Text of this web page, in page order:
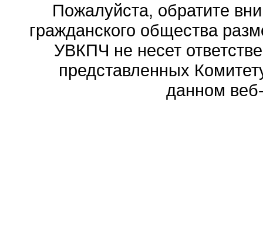
Пожалуйста, обратите
гражданского общества
УВКПЧ не несет
представленных
данном